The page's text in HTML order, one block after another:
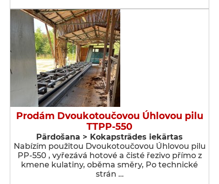
Prodám Dvoukotoučovou Úhlovou pilu
TTPP-550
Pārdošana > Kokapstrādes iekārtas
Nabízím použitou Dvoukotoučovou Úhlovou pilu
PP-550 , vyřezává hotové a čisté řezivo přímo z
kmene kulatiny, oběma směry, Po technické
strán …